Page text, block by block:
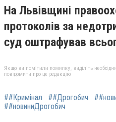
На Львівщині
протоколів за
суд оштрафував
Якщо ви помітили помилку, виділіть
повідомити про це редакцію
##Кримінал ##Дрогобич
##новиниДрогобич